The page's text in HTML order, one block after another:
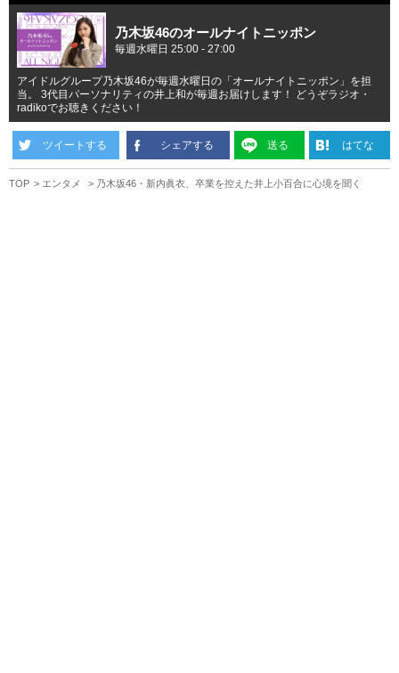
乃木坂46のオールナイトニッポン
毎週水曜日 25:00 - 27:00
アイドルグループ乃木坂46が毎週水曜日の「オールナイトニッポン」を担
当。 3代目パーソナリティの井上和が毎週お届けします！ どうぞラジオ・
radikoでお聴きください！
ツイートする シェアする 送る はてな
TOP エンタメ 乃木坂46・新内眞衣、卒業を控えた井上小百合に心境を聞く